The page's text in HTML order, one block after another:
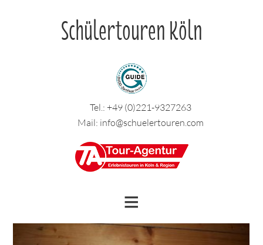
Schülertouren Köln
Tel.: +49 (0)221-9327263
Mail: info@schuelertouren.com